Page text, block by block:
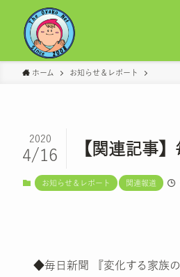
ホーム お知らせ＆レポート
【関連記事
2020
4/16
お知らせ＆レポート 関連報道
◆毎日新聞 『変化する家族